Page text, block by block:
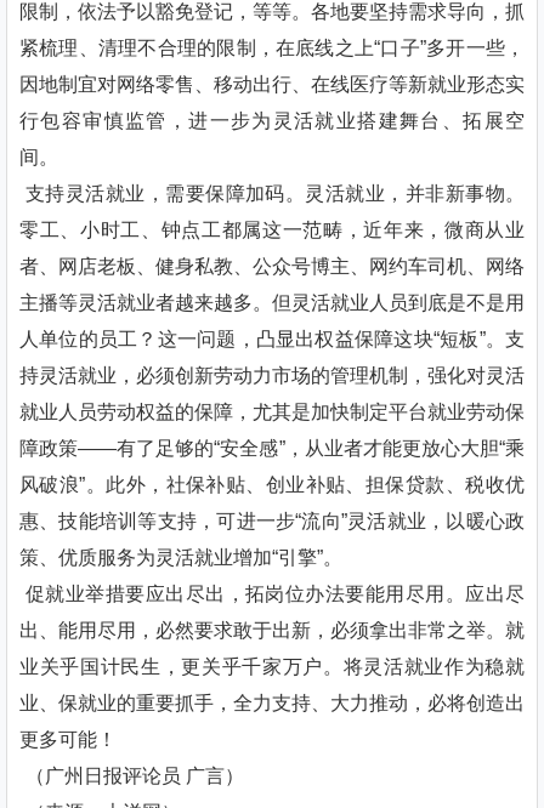
限制，依法予以豁免登记，等等。各地要坚持需求导向，抓
紧梳理、清理不合理的限制，在底线之上“口子”多开一些，
因地制宜对网络零售、移动出行、在线医疗等新就业形态实
行包容审慎监管，进一步为灵活就业搭建舞台、拓展空
间。
支持灵活就业，需要保障加码。灵活就业，并非新事物。
零工、小时工、钟点工都属这一范畴，近年来，微商从业
者、网店老板、健身私教、公众号博主、网约车司机、网络
主播等灵活就业者越来越多。但灵活就业人员到底是不是用
人单位的员工？这一问题，凸显出权益保障这块“短板”。支
持灵活就业，必须创新劳动力市场的管理机制，强化对灵活
就业人员劳动权益的保障，尤其是加快制定平台就业劳动保
障政策——有了足够的“安全感”，从业者才能更放心大胆“乘
风破浪”。此外，社保补贴、创业补贴、担保贷款、税收优
惠、技能培训等支持，可进一步“流向”灵活就业，以暖心政
策、优质服务为灵活就业增加“引擎”。
促就业举措要应出尽出，拓岗位办法要能用尽用。应出尽
出、能用尽用，必然要求敢于出新，必须拿出非常之举。就
业关乎国计民生，更关乎千家万户。将灵活就业作为稳就
业、保就业的重要抓手，全力支持、大力推动，必将创造出
更多可能！
（广州日报评论员 广言）